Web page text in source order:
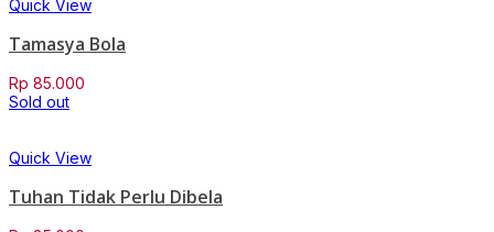
Quick View
Tamasya Bola
Rp 85.000
Sold out
Quick View
Tuhan Tidak Perlu Dibela